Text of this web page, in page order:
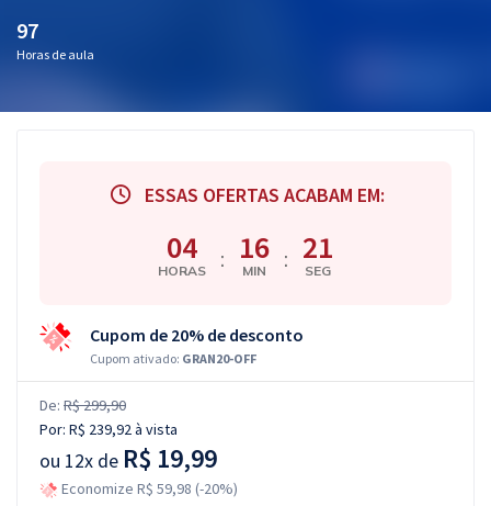
Atendimento
97
Horas de aula
ESSAS OFERTAS ACABAM EM:
04
HORAS : 16
MIN : 20
SEG
Cupom de 20% de desconto
Cupom ativado: GRAN20-OFF
De: R$ 299,90
Por: R$ 239,92à vista
ou 12x de R$ 19,99
Economize R$ 59,98 (-20%)